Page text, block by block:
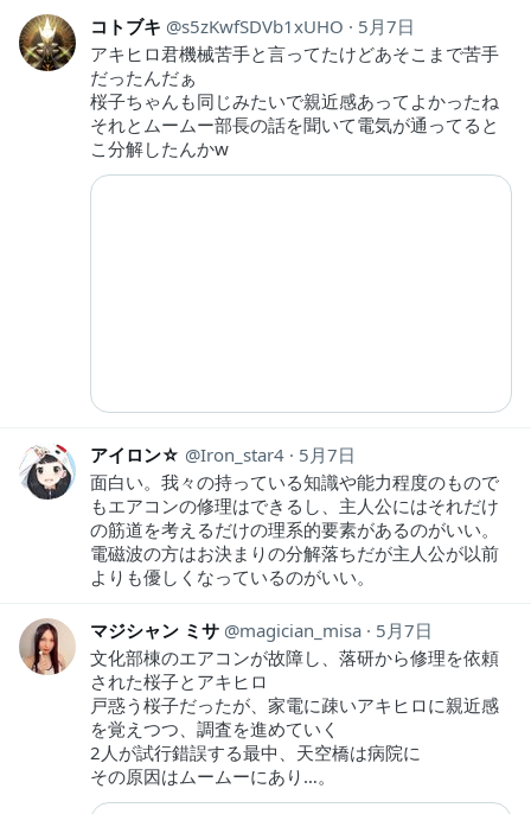
コトブキ s5zKwfSDVb1xUHO
5月7日
アキヒロ君機械苦手と言ってたけどあそこまで苦手
だったんだぁ
桜子ちゃんも同じみたいで親近感あってよかったね
それとムームー部長の話を聞いて電気が通ってると
こ分解したんかw
アイロン☆ Iron_star4
5月7日
面白い。我々の持っている知識や能力程度のもので
もエアコンの修理はできるし、主人公にはそれだけ
の筋道を考えるだけの理系的要素があるのがいい。
電磁波の方はお決まりの分解落ちだが主人公が以前
よりも優しくなっているのがいい。
マジシャン ミサ magician_misa
5月7日
文化部棟のエアコンが故障し、落研から修理を依頼
された桜子とアキヒロ
戸惑う桜子だったが、家電に疎いアキヒロに親近感
を覚えつつ、調査を進めていく
2人が試行錯誤する最中、天空橋は病院に
その原因はムームーにあり…。